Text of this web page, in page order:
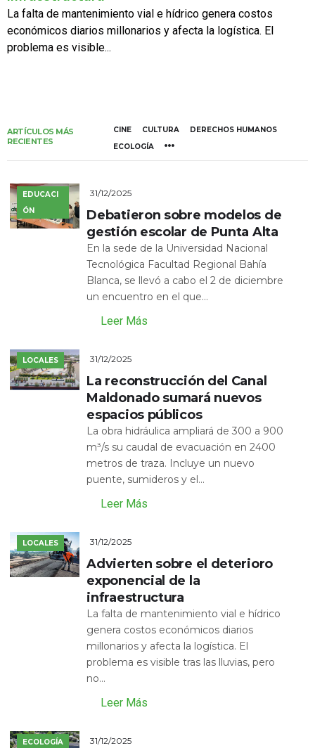
La falta de mantenimiento vial e hídrico genera costos
económicos diarios millonarios y afecta la logística. El
problema es visible...
ARTÍCULOS MÁS
RECIENTES
CINE CULTURA
DERECHOS HUMANOS
ECOLOGÍA
EDUCACI
ÓN
31/12/2025
Debatieron sobre modelos de
gestión escolar de Punta Alta
En la sede de la Universidad Nacional
Tecnológica Facultad Regional Bahía
Blanca, se llevó a cabo el 2 de diciembre
un encuentro en el que...
Leer Más
LOCALES 31/12/2025
La reconstrucción del Canal
Maldonado sumará nuevos
espacios públicos
La obra hidráulica ampliará de 300 a 900
m³/s su caudal de evacuación en 2400
metros de traza. Incluye un nuevo
puente, sumideros y el...
Leer Más
LOCALES 31/12/2025
Advierten sobre el deterioro
exponencial de la
infraestructura
La falta de mantenimiento vial e hídrico
genera costos económicos diarios
millonarios y afecta la logística. El
problema es visible tras las lluvias, pero
no...
Leer Más
ECOLOGÍA 31/12/2025